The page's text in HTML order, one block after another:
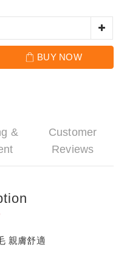
BUY NOW
&
Customer
Reviews
親膚舒適